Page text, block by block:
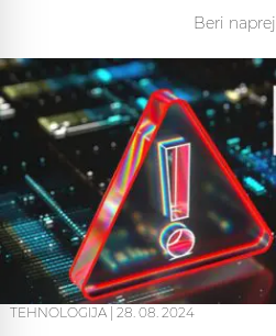
Beri naprej
TEHNOLOGIJA 28. 08. 2024